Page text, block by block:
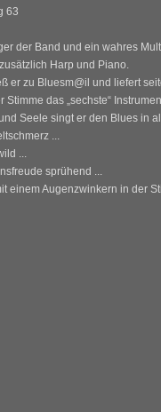
63
der Band und ein wahres
Harp und Piano.
er zu Bluesm@il und liefert
Stimme das „sechste“
Seele singt er den Blues in
...
...
sprühend ...
einem Augenzwinkern in der